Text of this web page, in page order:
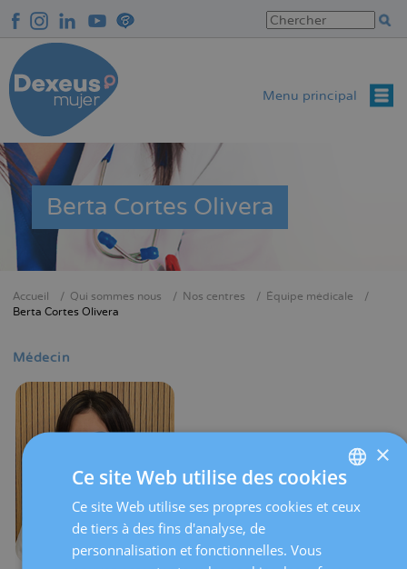
au
contenu
principal
Menu principal
Berta Cortes Olivera
Fil
Accueil Qui sommes nous Nos centres
Équipe médicale
Berta Cortes Olivera
Médecin
SPANISH
×
Ce site Web utilise des cookies
Ce site Web utilise ses propres cookies et ceux
de tiers à des fins d'analyse, de
personnalisation et fonctionnelles. Vous